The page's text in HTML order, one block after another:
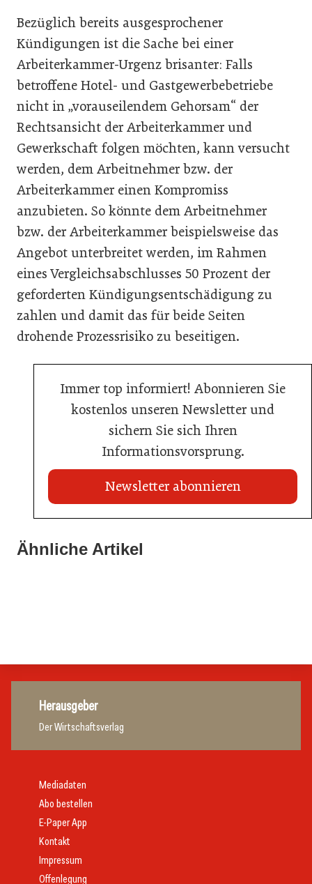
Bezüglich bereits ausgesprochener
Kündigungen ist die Sache bei einer
Arbeiterkammer-Urgenz brisanter: Falls
betroffene Hotel- und Gastgewerbebetriebe
nicht in „vorauseilendem Gehorsam“ der
Rechtsansicht der Arbeiterkammer und
Gewerkschaft folgen möchten, kann versucht
werden, dem Arbeitnehmer bzw. der
Arbeiterkammer einen Kompromiss
anzubieten. So könnte dem Arbeitnehmer
bzw. der Arbeiterkammer beispielsweise das
Angebot unterbreitet werden, im Rahmen
eines Vergleichsabschlusses 50 Prozent der
geforderten Kündigungsentschädigung zu
zahlen und damit das für beide Seiten
drohende Prozessrisiko zu beseitigen.
Immer top informiert! Abonnieren Sie
kostenlos unseren Newsletter und
sichern Sie sich Ihren
Informationsvorsprung.
Newsletter abonnieren
Ähnliche Artikel
War die Fußball-WM 2026 für Ihren Betrieb ein
21. Juli 2026
Stipendium für Nachwuchstalent in der Wiener
Herausgeber
Der Wirtschaftsverlag
Mediadaten
Abo bestellen
E-Paper App
Kontakt
Impressum
Offenlegung